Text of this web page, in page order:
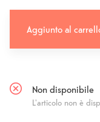
Aggiunto al
Non disponibile
L'articolo non è